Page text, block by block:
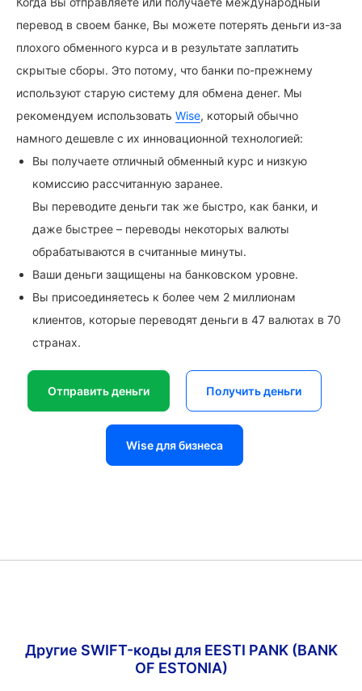
перевод в своем банке, Вы можете потерять деньги из-за
плохого обменного курса и в результате заплатить
скрытые сборы. Это потому, что банки по-прежнему
используют старую систему для обмена денег. Мы
рекомендуем использовать Wise, который обычно
намного дешевле с их инновационной технологией:
Вы получаете отличный обменный курс и низкую
комиссию рассчитанную заранее.
Вы переводите деньги так же быстро, как банки, и
даже быстрее – переводы некоторых валюты
обрабатываются в считанные минуты.
Ваши деньги защищены на банковском уровне.
Вы присоединяетесь к более чем 2 миллионам
клиентов, которые переводят деньги в 47 валютах в 70
странах.
Отправить деньги Получить деньги
Wise для бизнеса
Другие SWIFT-коды для EESTI PANK (BANK
OF ESTONIA)